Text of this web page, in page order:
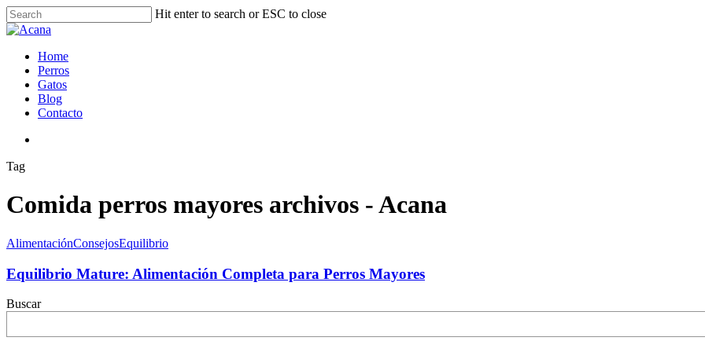
Hit enter to search or ESC to close
Home
Perros
Gatos
Blog
Contacto
Tag
Comida perros mayores archivos - Acana
AlimentaciónConsejosEquilibrio
Equilibrio Mature: Alimentación Completa para Perros Mayores
Buscar